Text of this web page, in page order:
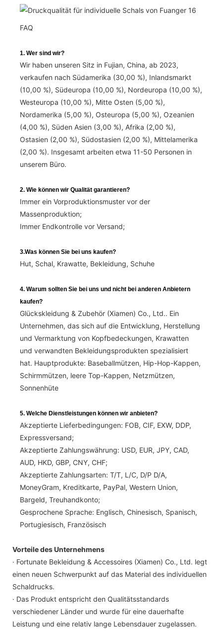
FAQ
1. Wer sind wir?
Wir haben unseren Sitz in Fujian, China, ab 2023,
verkaufen nach Südamerika (30,00 %), Inlandsmarkt
(10,00 %), Südeuropa (10,00 %), Nordeuropa (10,00 %),
Westeuropa (10,00 %), Mitte Osten (5,00 %),
Nordamerika (5,00 %), Osteuropa (5,00 %), Ozeanien
(4,00 %), Süden Asien (3,00 %), Afrika (2,00 %),
Ostasien (2,00 %), Südostasien (2,00 %), Mittelamerika
(2,00 %). Insgesamt arbeiten etwa 11-50 Personen in
unserem Büro.
2. Wie können wir Qualität garantieren?
Immer ein Vorproduktionsmuster vor der
Massenproduktion;
Immer Endkontrolle vor Versand;
3.Was können Sie bei uns kaufen?
Hut, Schal, Krawatte, Bekleidung, Schuhe
4. Warum sollten Sie bei uns und nicht bei anderen Anbietern
kaufen?
Glückskleidung & Zubehör (Xiamen) Co., Ltd.. Ein
Unternehmen, das sich auf die Entwicklung, Herstellung
und Vermarktung von Kopfbedeckungen, Krawatten
und verwandten Bekleidungsprodukten spezialisiert
hat. Hauptprodukte: Baseballmützen, Hip-Hop-Kappen,
Schirmmützen, leere Top-Kappen, Netzmützen,
Sonnenhüte
5. Welche Dienstleistungen können wir anbieten?
Akzeptierte Lieferbedingungen: FOB, CIF, EXW, DDP,
Expressversand;
Akzeptierte Zahlungswährung: USD, EUR, JPY, CAD,
AUD, HKD, GBP, CNY, CHF;
Akzeptierte Zahlungsarten: T/T, L/C, D/P D/A,
MoneyGram, Kreditkarte, PayPal, Western Union,
Bargeld, Treuhandkonto;
Gesprochene Sprache: Englisch, Chinesisch, Spanisch,
Portugiesisch, Französisch
Vorteile des Unternehmens
· Fortunate Bekleidung & Accessoires (Xiamen) Co., Ltd. legt
einen neuen Schwerpunkt auf das Material des individuellen
Schaldrucks.
· Das Produkt entspricht den Qualitätsstandards
verschiedener Länder und wurde für eine dauerhafte
Leistung und eine relativ lange Lebensdauer zugelassen.